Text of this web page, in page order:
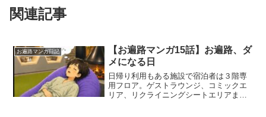
関連記事
お遍路マンガ日記
【お遍路マンガ15話】お遍路、ダ
メになる日
日帰り利用もある施設で宿泊者は３階専
用フロア。ゲストラウンジ、コミックエ
リア、リクライニングシートエリアまで